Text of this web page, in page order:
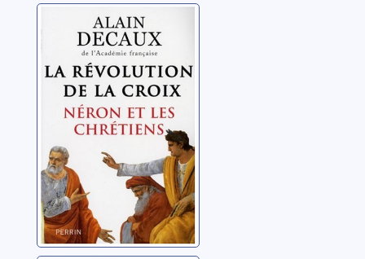
La révolution de
la croix: Néron et
les chrétiens
Decaux, Alain